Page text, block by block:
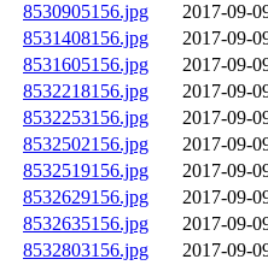
8530905156.jpg
2017-09-
8531408156.jpg
2017-09-
8531605156.jpg
2017-09-
8532218156.jpg
2017-09-
8532253156.jpg
2017-09-
8532502156.jpg
2017-09-
8532519156.jpg
2017-09-
8532629156.jpg
2017-09-
8532635156.jpg
2017-09-
8532803156.jpg
2017-09-